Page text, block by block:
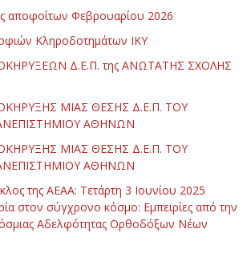
αποφοίτων Φεβρουαρίου 2026
Κληροδοτημάτων ΙΚΥ
Δ.Ε.Π. της ΑΝΩΤΑΤΗΣ ΣΧΟΛΗΣ
ΜΙΑΣ ΘΕΣΗΣ Δ.Ε.Π. ΤΟΥ
ΑΘΗΝΩΝ
ΜΙΑΣ ΘΕΣΗΣ Δ.Ε.Π. ΤΟΥ
ΑΘΗΝΩΝ
της ΑΕΑΑ: Τετάρτη 3 Ιουνίου 2025
στον σύγχρονο κόσμο: Εμπειρίες από την
Αδελφότητας Ορθοδόξων Νέων